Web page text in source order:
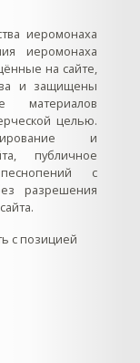
иеромонаха
иеромонаха
на сайте,
и защищены
материалов
целью.
и
публичное
с
разрешения
с позицией